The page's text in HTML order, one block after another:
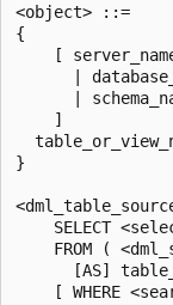
<object> ::=
{
[
|
|
    ]
}
SELECT
FROM (
[AS]
[ WHERE